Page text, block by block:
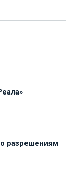
разрешениям